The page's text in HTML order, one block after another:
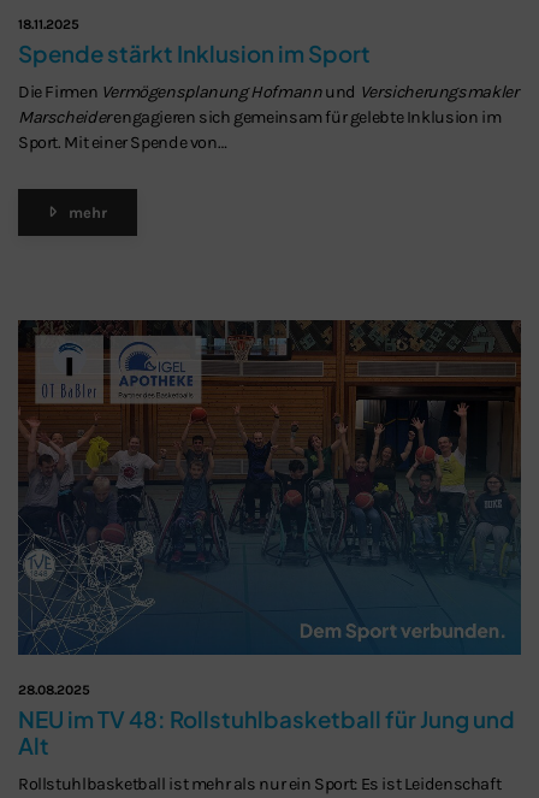
18.11.2025
Spende stärkt Inklusion im Sport
Die Firmen Vermögensplanung Hofmannund Versicherungsmakler
Marscheiderengagieren sich gemeinsam für gelebte Inklusion im
Sport. Mit einer Spende von…
mehr
28.08.2025
NEU im TV 48: Rollstuhlbasketball für Jung und
Alt
Rollstuhlbasketball ist mehr als nur ein Sport: Es ist Leidenschaft